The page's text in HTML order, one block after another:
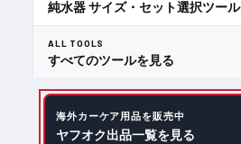
純水器 サイズ・セット選択ツール
ALL TOOLS
すべてのツールを見る
海外カーケア用品を販売中
ヤフオク出品一覧を見る